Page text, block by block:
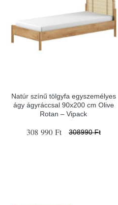
Natúr színű tölgyfa egyszemélyes
ágy ágyráccsal 90x200 cm Olive
Rotan – Vipack
308 990 Ft 308990 Ft